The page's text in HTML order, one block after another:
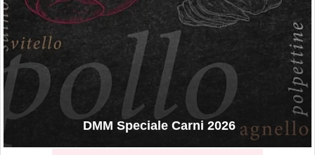
DMM Speciale Carni 2026